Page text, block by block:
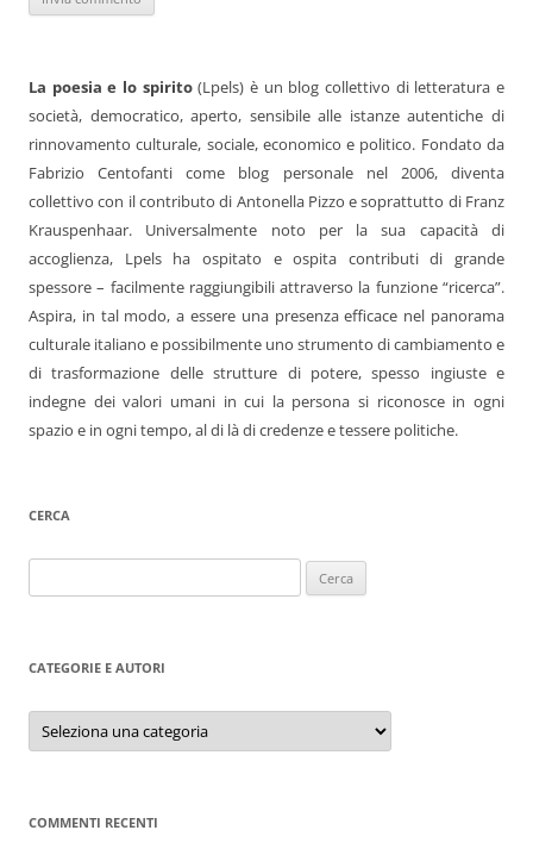
La poesia e lo spirito(Lpels) è un blog collettivo di letteratura e
società, democratico, aperto, sensibile alle istanze autentiche di
rinnovamento culturale, sociale, economico e politico. Fondato da
Fabrizio Centofanti come blog personale nel 2006, diventa
collettivo con il contributo di Antonella Pizzo e soprattutto di Franz
Krauspenhaar. Universalmente noto per la sua capacità di
accoglienza, Lpels ha ospitato e ospita contributi di grande
spessore – facilmente raggiungibili attraverso la funzione “ricerca”.
Aspira, in tal modo, a essere una presenza efficace nel panorama
culturale italiano e possibilmente uno strumento di cambiamento e
di trasformazione delle strutture di potere, spesso ingiuste e
indegne dei valori umani in cui la persona si riconosce in ogni
spazio e in ogni tempo, al di là di credenze e tessere politiche.
CERCA
per:
CATEGORIE E AUTORI
Categorie
autori
COMMENTI RECENTI